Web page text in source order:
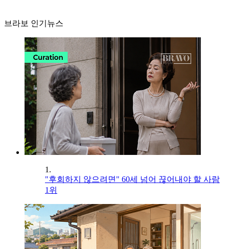
브라보 인기뉴스
1.
"후회하지 않으려면" 60세 넘어 끊어내야 할 사람
1위